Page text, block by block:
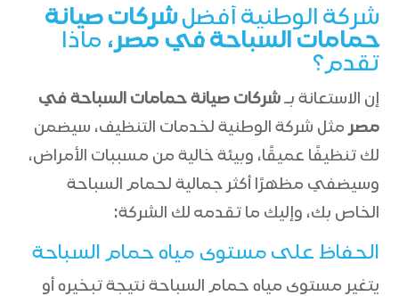
شركة الوطنية أفضلشركات صيانة
حمامات السباحة في مصر، ماذا
تقدم؟
إن الاستعانة بـشركات صيانة حمامات السباحة في
مصر مثل شركة الوطنية لخدمات التنظيف، سيضمن
لك تنظيفًا عميقًا، وبيئة خالية من مسببات الأمراض،
وسيضفي مظهرًا أكثر جمالية لحمام السباحة
الخاص بك، وإليك ما تقدمه لك الشركة:
الحفاظ على مستوى مياه حمام السباحة
يتغير مستوى مياه حمام السباحة نتيجة تبخيره أو